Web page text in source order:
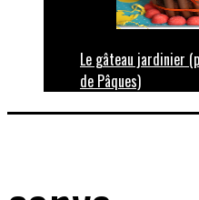
Le gâteau jardinier
de Pâques)